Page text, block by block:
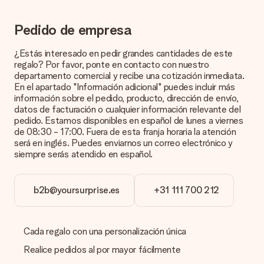
Pago
¿Cómo puedo pagar mi pedido?
Ofrecemos los siguientes métodos de pago: Paypal, tarjeta
de crédito o transferencia bancaria. En caso de elegir
transferencia bancaria, ten en cuenta 3 días adicionales para la
entrega de tu regalo.
Regalo recibido
¿Qué pasa si el regalo no es del todo de mi agrado?
Lamentamos mucho que no estés satisfecho con tu regalo.
No era nuestra intención, por lo que nos gustaría resolver este
atención al cliente por teléfono, correo electrónico o chat y
buscaremos una solución adecuada para ti.
La factura y cualquier otra información relativa a tu regalo se
enviará únicamente por correo electrónico. El regalo se enviará
sin ninguna información adicional Así, evitaremos que la
Pedido de empresa
¿Estás interesado en pedir grandes cantidades de este
regalo? Por favor, ponte en contacto con nuestro
departamento comercial y recibe una cotización inmediata.
En el apartado "Información adicional" puedes incluir más
información sobre el pedido, producto, dirección de envío,
datos de facturación o cualquier información relevante del
pedido. Estamos disponibles en español de lunes a viernes
de 08:30 - 17:00. Fuera de esta franja horaria la atención
será en inglés. Puedes enviarnos un correo electrónico y
siempre serás atendido en español.
b2b@yoursurprise.es +31 111 700 212
Cada regalo con una personalización única
Realice pedidos al por mayor fácilmente